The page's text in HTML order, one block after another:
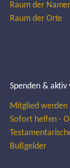
Raum der
Raum der Orte
Spenden & aktiv
Mitglied werden
Sofort helfen -
Bußgelder